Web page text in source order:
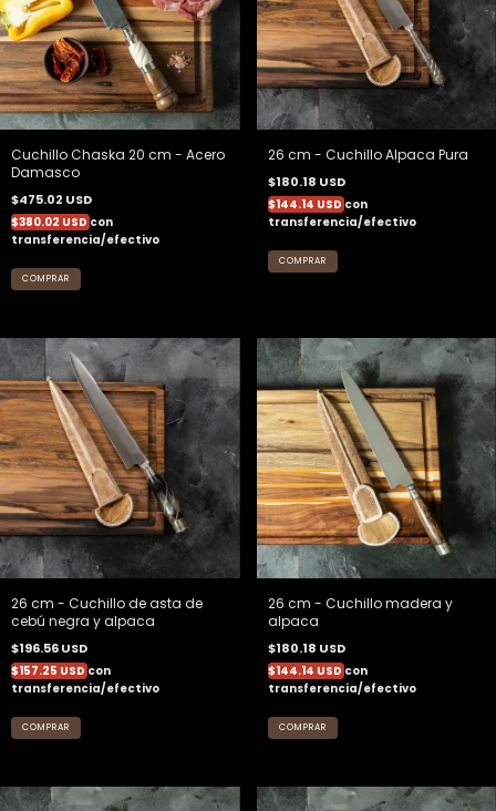
Cuchillo Chaska 20 cm - Acero
Damasco
$475.02 USD
$380.02 USDcon
transferencia/efectivo
26 cm - Cuchillo Alpaca Pura
$180.18 USD
$144.14 USDcon
transferencia/efectivo
26 cm - Cuchillo de asta de
cebú negra y alpaca
$196.56 USD
$157.25 USDcon
transferencia/efectivo
26 cm - Cuchillo madera y
alpaca
$180.18 USD
$144.14 USDcon
transferencia/efectivo